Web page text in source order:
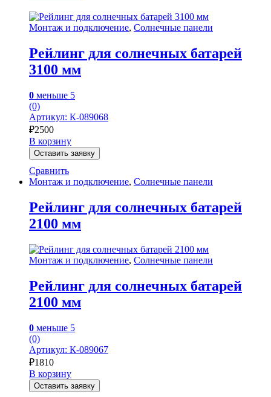
Монтаж и подключение, Солнечные панели
Рейлинг для солнечных батарей
3100 мм
0 меньше 5
(0)
Артикул: К-089068
₽2500
В корзину
Оставить заявку
Сравнить
Монтаж и подключение, Солнечные панели
Рейлинг для солнечных батарей
2100 мм
Монтаж и подключение, Солнечные панели
Рейлинг для солнечных батарей
2100 мм
0 меньше 5
(0)
Артикул: К-089067
₽1810
В корзину
Оставить заявку